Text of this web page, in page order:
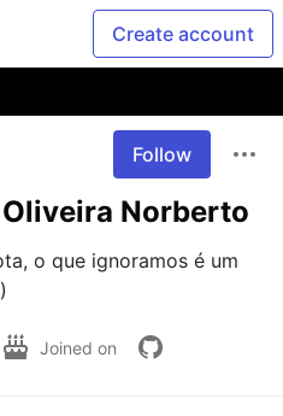
Create account
Follow
Norberto
Joined on